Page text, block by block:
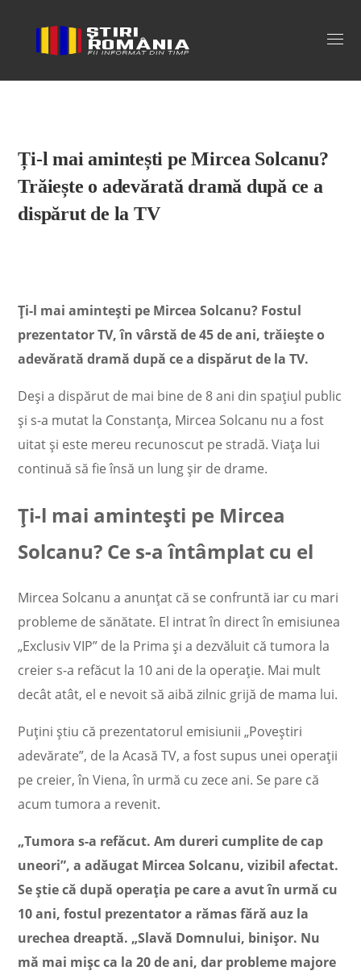
Stiri Romania
Ți-l mai amintești pe Mircea Solcanu?
Trăiește o adevărată dramă după ce a
dispărut de la TV
Ți-l mai amintești pe Mircea Solcanu? Fostul
prezentator TV, în vârstă de 45 de ani, trăiește o
adevărată dramă după ce a dispărut de la TV.
Deși a dispărut de mai bine de 8 ani din spațiul public
și s-a mutat la Constanța, Mircea Solcanu nu a fost
uitat și este mereu recunoscut pe stradă. Viața lui
continuă să fie însă un lung șir de drame.
Ți-l mai amintești pe Mircea
Solcanu? Ce s-a întâmplat cu el
Mircea Solcanua anunțat că se confruntă iar cu mari
probleme de sănătate. El intrat în direct în emisiunea
„Exclusiv VIP” de la Prima și a dezvăluit că tumora la
creier s-a refăcut la 10 ani de la operație. Mai mult
decât atât, el e nevoit să aibă zilnic grijă de mama lui.
Puțini știu că prezentatorul emisiunii „Poveștiri
adevărate”, de la Acasă TV, a fost supus unei operații
pe creier, în Viena, în urmă cu zece ani. Se pare că
acum tumora a revenit.
„Tumora s-a refăcut. Am dureri cumplite de cap
uneori”, a adăugat Mircea Solcanu, vizibil afectat.
Se știe că după operația pe care a avut în urmă cu
10 ani, fostul prezentator a rămas fără auz la
urechea dreaptă. „Slavă Domnului, binișor. Nu
mă mai mișc ca la 20 de ani, dar probleme majore